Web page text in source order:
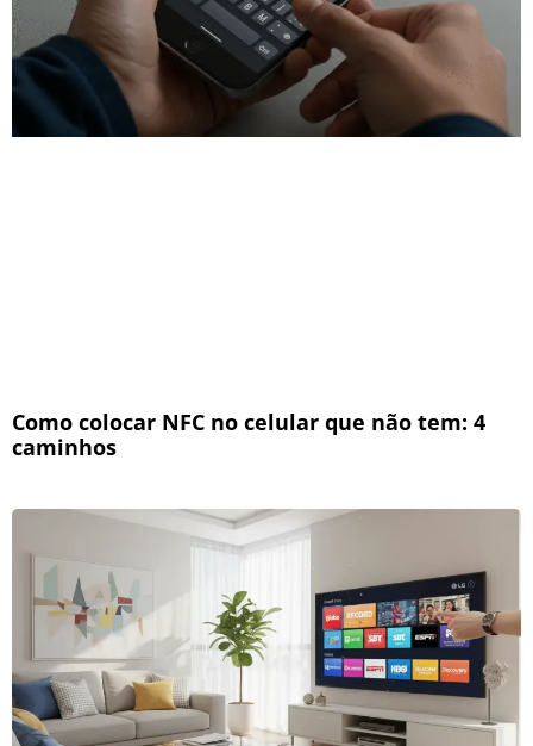
Como colocar NFC no celular que não tem: 4
caminhos